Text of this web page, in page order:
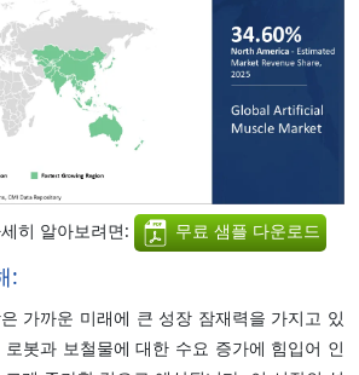
히 알아보려면: 무료 샘플 다운로드
:
가까운 미래에 큰 성장 잠재력을 가지고 있
봇과 보철물에 대한 수요 증가에 힘입어 인